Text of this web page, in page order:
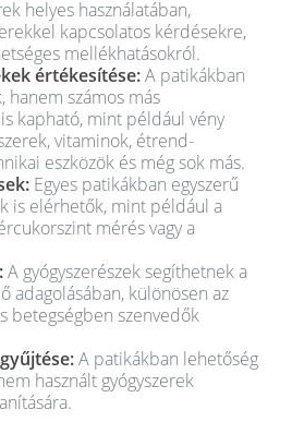
helyes használatában,
kapcsolatos kérdésekre,
mellékhatásokról.
értékesítése:A patikákban
hanem számos más
kapható, mint például vény
vitaminok, étrend-
eszközök és még sok más.
Egyes patikákban egyszerű
is elérhetők, mint például a
mérés vagy a
A gyógyszerészek segíthetnek a
adagolásában, különösen az
betegségben szenvedők
A patikákban lehetőség
használt gyógyszerek